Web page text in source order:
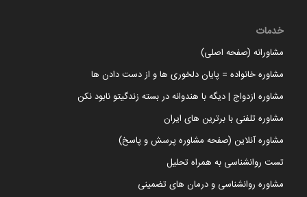
خدمات
مشاورانه (صفحه اصلی)
مشاوره خانواده = پایان دلخوری ها و از دست دادن ها
مشاوره ازدواج | دیگه با هندوانه در بسته زندگیتو نابود نکن
مشاوره تلفنی با برترین های ایران
مشاوره آنلاین (صفحه مشاوره پرسش و پاسخ)
تست روانشناسی به همراه تحلیل
مشاوره روانشناسی و درمان های تضمینی